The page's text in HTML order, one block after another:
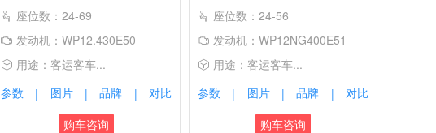
座位数：24-69
发动机：WP12.430E50
用途：客运客车...
参数
| 图片 | 品牌 |
对比
购车咨询
座位数：24-56
发动机：WP12NG400E51
用途：客运客车...
参数
| 图片 | 品牌 |
对比
购车咨询